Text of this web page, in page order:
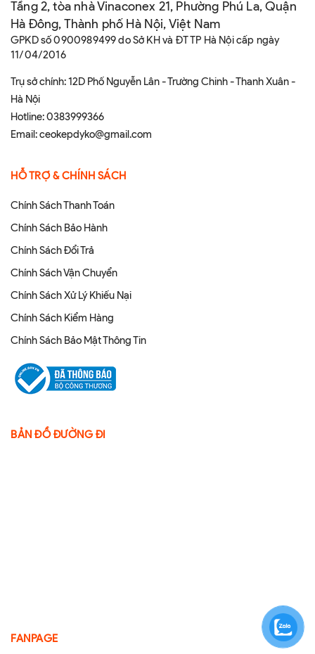
Tầng 2, tòa nhà Vinaconex 21, Phường Phú La, Quận
Hà Đông, Thành phố Hà Nội, Việt Nam
GPKD số 0900989499 do Sở KH và ĐT TP Hà Nội cấp ngày
11/04/2016
Trụ sở chính: 12D Phố Nguyễn Lân - Trường Chinh - Thanh Xuân -
Hà Nội
Hotline:0383999366
Email:ceokepdyko@gmail.com
HỖ TRỢ & CHÍNH SÁCH
Chính Sách Thanh Toán
Chính Sách Bảo Hành
Chính Sách Đổi Trả
Chính Sách Vận Chuyển
Chính Sách Xử Lý Khiếu Nại
Chính Sách Kiểm Hàng
Chính Sách Bảo Mật Thông Tin
BẢN ĐỒ ĐƯỜNG ĐI
FANPAGE